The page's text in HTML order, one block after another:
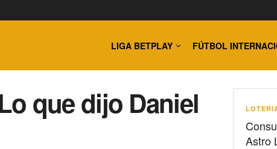
LIGA BETPLAY FÚTBOL
que dijo Daniel
Astro